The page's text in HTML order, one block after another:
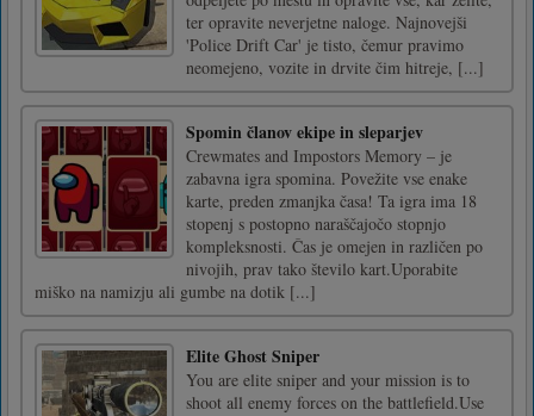
ter opravite neverjetne naloge. Najnovejši
'Police Drift Car' je tisto, čemur pravimo
neomejeno, vozite in drvite čim hitreje, [...]
Spomin članov ekipe in sleparjev
Crewmates and Impostors Memory – je
zabavna igra spomina. Povežite vse enake
karte, preden zmanjka časa! Ta igra ima 18
stopenj s postopno naraščajočo stopnjo
kompleksnosti. Čas je omejen in različen po
nivojih, prav tako število kart.Uporabite
miško na namizju ali gumbe na dotik [...]
Elite Ghost Sniper
You are elite sniper and your mission is to
shoot all enemy forces on the battlefield.Use